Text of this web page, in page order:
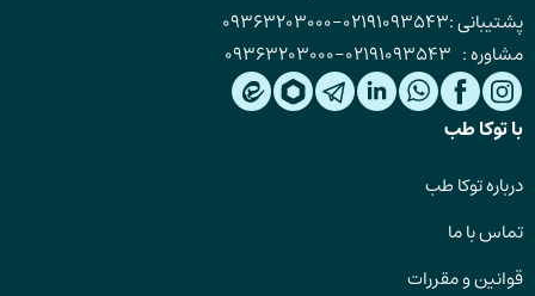
پشتیبانی :02191093543
-
09363203000
مشاوره : 02191093543
-
09363203000
با توکا طب
درباره توکا طب
تماس با ما
قوانین و مقررات